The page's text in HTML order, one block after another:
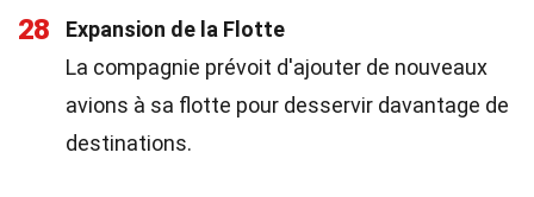
28
Expansion de la Flotte
La compagnie prévoit d'ajouter de nouveaux
avions à sa flotte pour desservir davantage de
destinations.